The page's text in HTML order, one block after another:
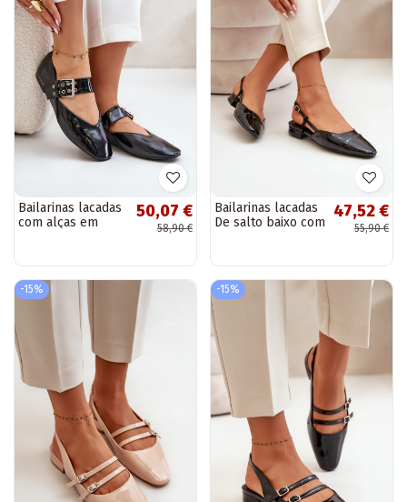
Bailarinas lacadas
com alças em
50,07 €
58,90 €
Bailarinas lacadas
De salto baixo com
47,52 €
55,90 €
-15% -15%